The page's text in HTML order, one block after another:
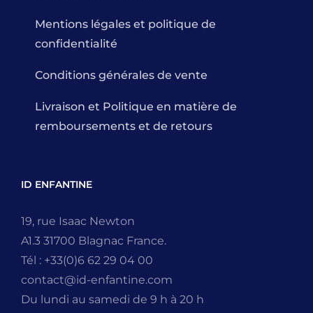
Mentions légales et politique de
confidentialité
Conditions générales de vente
Livraison et Politique en matière de
remboursements et de retours
ID ENFANTINE
19, rue Isaac Newton
A1.3 31700 Blagnac France.
Tél : +33(0)6 62 29 04 00
contact@id-enfantine.com
Du lundi au samedi de 9 h à 20 h